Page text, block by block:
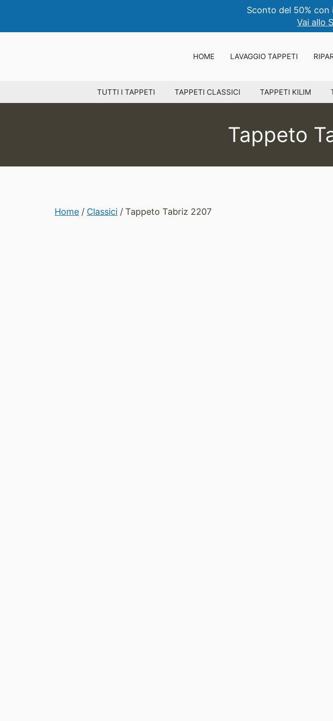
contenuto
Sconto del 50%
Vai allo
HOME LAVAGGIO TAPPETI
TUTTI I TAPPETI TAPPETI CLASSICI TAPPETI KILIM
Tappeto
Home / Classici / Tappeto Tabriz 2207